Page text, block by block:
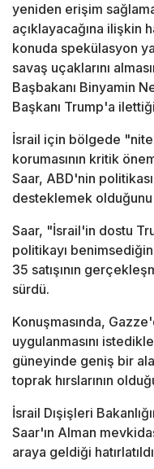
yeniden erişim
açıklayacağına ilişkin
konuda spekülasyon
savaş uçaklarını
Başbakanı Binyamin
Başkanı Trump'a
İsrail için bölgede
korumasının kritik
Saar, ABD'nin
desteklemek olduğunu
Saar, "İsrail'in dostu
politikayı
35 satışının
sürdü.
Konuşmasında,
uygulanmasını
güneyinde geniş bir
toprak hırslarının
İsrail Dışişleri
Saar'ın Alman
araya geldiği